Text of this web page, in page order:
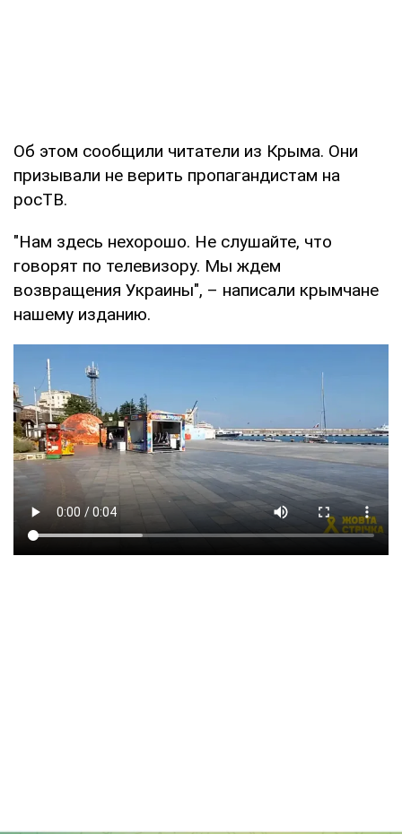
Об этом сообщили читатели из Крыма. Они
призывали не верить пропагандистам на
росТВ.
"Нам здесь нехорошо. Не слушайте, что
говорят по телевизору. Мы ждем
возвращения Украины", – написали крымчане
нашему изданию.